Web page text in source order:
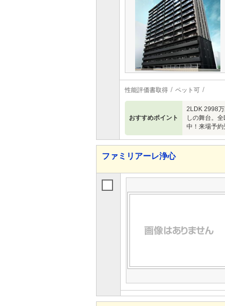
性能評価書取得 ペット可
おすすめポイント
2LDK 2998
しの舞台。
中！来場予約
ファミリアーレ浄心